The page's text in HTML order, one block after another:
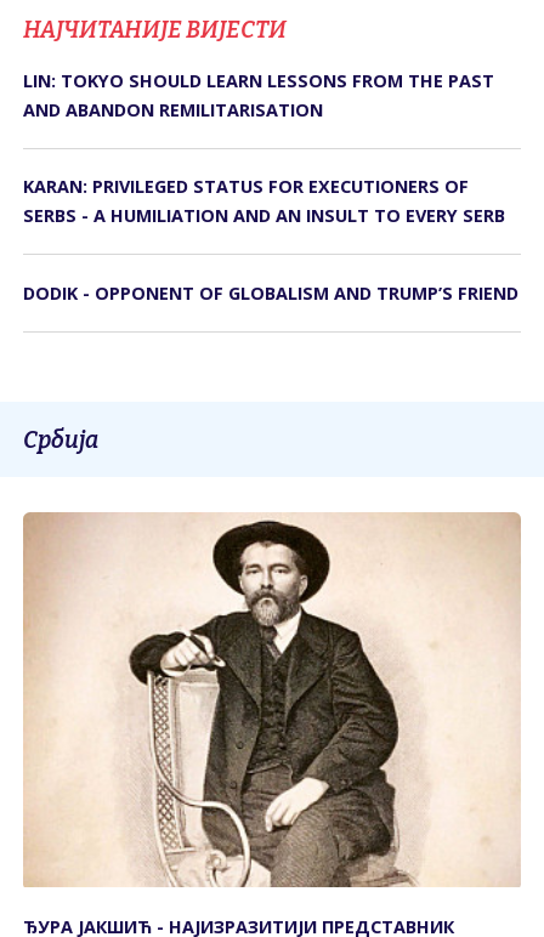
НАЈЧИТАНИЈЕ ВИЈЕСТИ
LIN: TOKYO SHOULD LEARN LESSONS FROM THE PAST
AND ABANDON REMILITARISATION
KARAN: PRIVILEGED STATUS FOR EXECUTIONERS OF
SERBS - A HUMILIATION AND AN INSULT TO EVERY SERB
DODIK - OPPONENT OF GLOBALISM AND TRUMP’S FRIEND
Србија
ЂУРА ЈАКШИЋ - НАЈИЗРАЗИТИЈИ ПРЕДСТАВНИК